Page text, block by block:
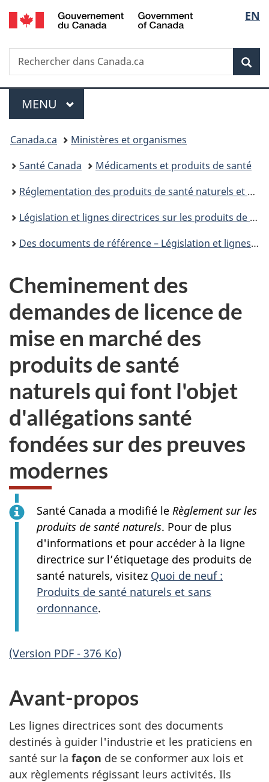
Passer
au
principal
Passer
à
Au
du
Passer
à
version
simplifiée
de
la
EN
Recherche
Rechercher
dans
Menu
MENU PRINCIPAL
Vous
êtes
ici :
Canada.ca
Ministères et organismes
Santé Canada
Médicaments et produits de santé
Réglementation des produits de santé naturels et des médicaments sans ordonnance : prochaines étapes
Législation et lignes directrices sur les produits de santé naturels
Des documents de référence – Législation et lignes directrices – Produits de santé naturels
Cheminement des
demandes de licence de
mise en marché des
produits de santé
naturels qui font l'objet
d'allégations santé
fondées sur des preuves
modernes
Santé Canada a modifié le Règlement sur les
produits de santé naturels. Pour de plus
d'informations et pour accéder à la ligne
directrice sur l’étiquetage des produits de
santé naturels, visitez Quoi de neuf :
Produits de santé naturels et sans
ordonnance.
(Version PDF - 376 Ko)
Avant-propos
Les lignes directrices sont des documents
destinés à guider l'industrie et les praticiens en
santé sur la façon de se conformer aux lois et
aux règlements régissant leurs activités. Ils